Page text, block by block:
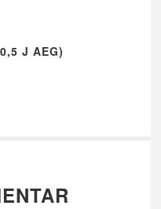
J AEG)